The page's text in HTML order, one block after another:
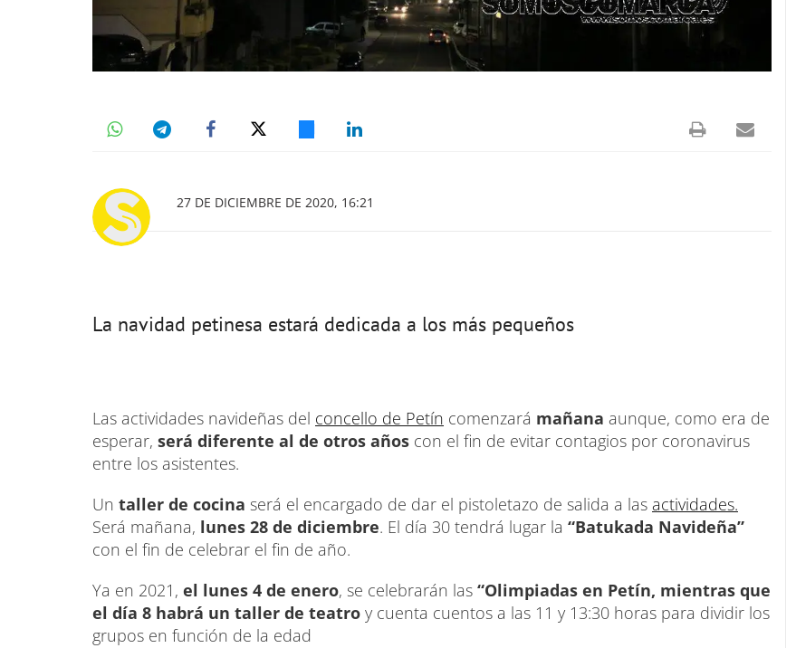
27 DE DICIEMBRE DE 2020, 16:21
La navidad petinesa estará dedicada a los más pequeños
Las actividades navideñas del concello de Petín comenzará mañana aunque, como era de
esperar, será diferente al de otros años con el fin de evitar contagios por coronavirus
entre los asistentes.
Un taller de cocina será el encargado de dar el pistoletazo de salida a las actividades.
Será mañana, lunes 28 de diciembre. El día 30 tendrá lugar la “Batukada Navideña”
con el fin de celebrar el fin de año.
Ya en 2021, el lunes 4 de enero, se celebrarán las “Olimpiadas en Petín, mientras que
el día 8 habrá un taller de teatro y cuenta cuentos a las 11 y 13:30 horas para dividir los
grupos en función de la edad